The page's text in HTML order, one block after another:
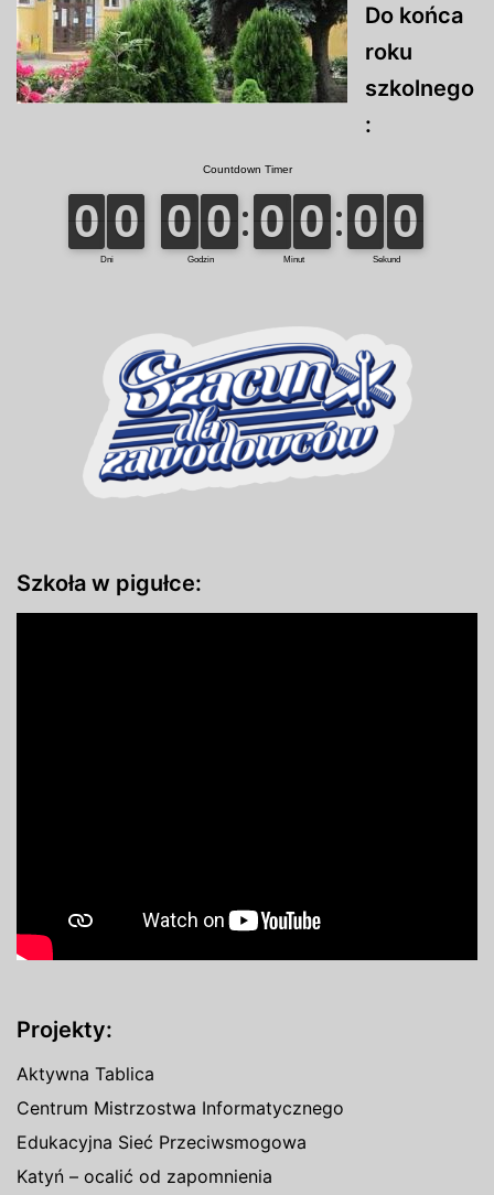
Do końca
roku
szkolnego
:
Szkoła w pigułce:
Projekty:
Aktywna Tablica
Centrum Mistrzostwa Informatycznego
Edukacyjna Sieć Przeciwsmogowa
Katyń – ocalić od zapomnienia